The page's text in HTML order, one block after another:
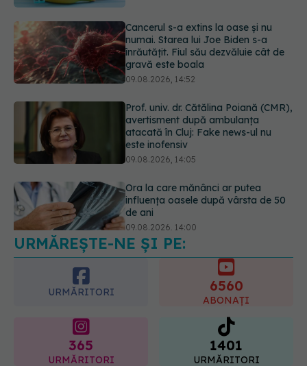
Prof. univ. dr. Cătălina Poiană (CMR),
avertisment după ambulanța
atacată în Cluj: Fake news-ul nu
este inofensiv
Ora la care mănânci ar putea
influența oasele după vârsta de 50
de ani
09.08.2026, 14:00
Cum alegem alimentele pe timp de
caniculă. Recomandările
specialiștilor
09.08.2026, 15:14
URMĂREȘTE-NE ȘI PE:
URMĂRITORI
365 1401
URMĂRITORI
ARTICOLE SIMILARE